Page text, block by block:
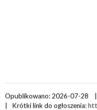
Opublikowano: 2026-07-28
| Krótki link do ogłoszenia: